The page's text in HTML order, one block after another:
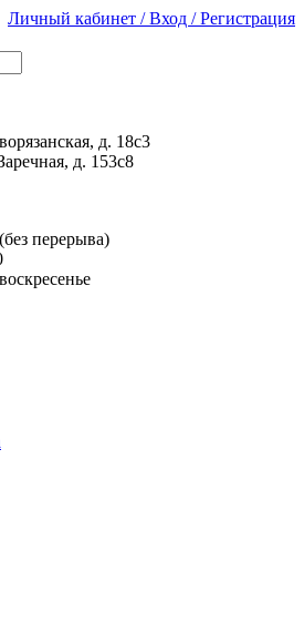
Личный кабинет / Вход / Регистрация
д. 18с3
д. 153с8
перерыва)